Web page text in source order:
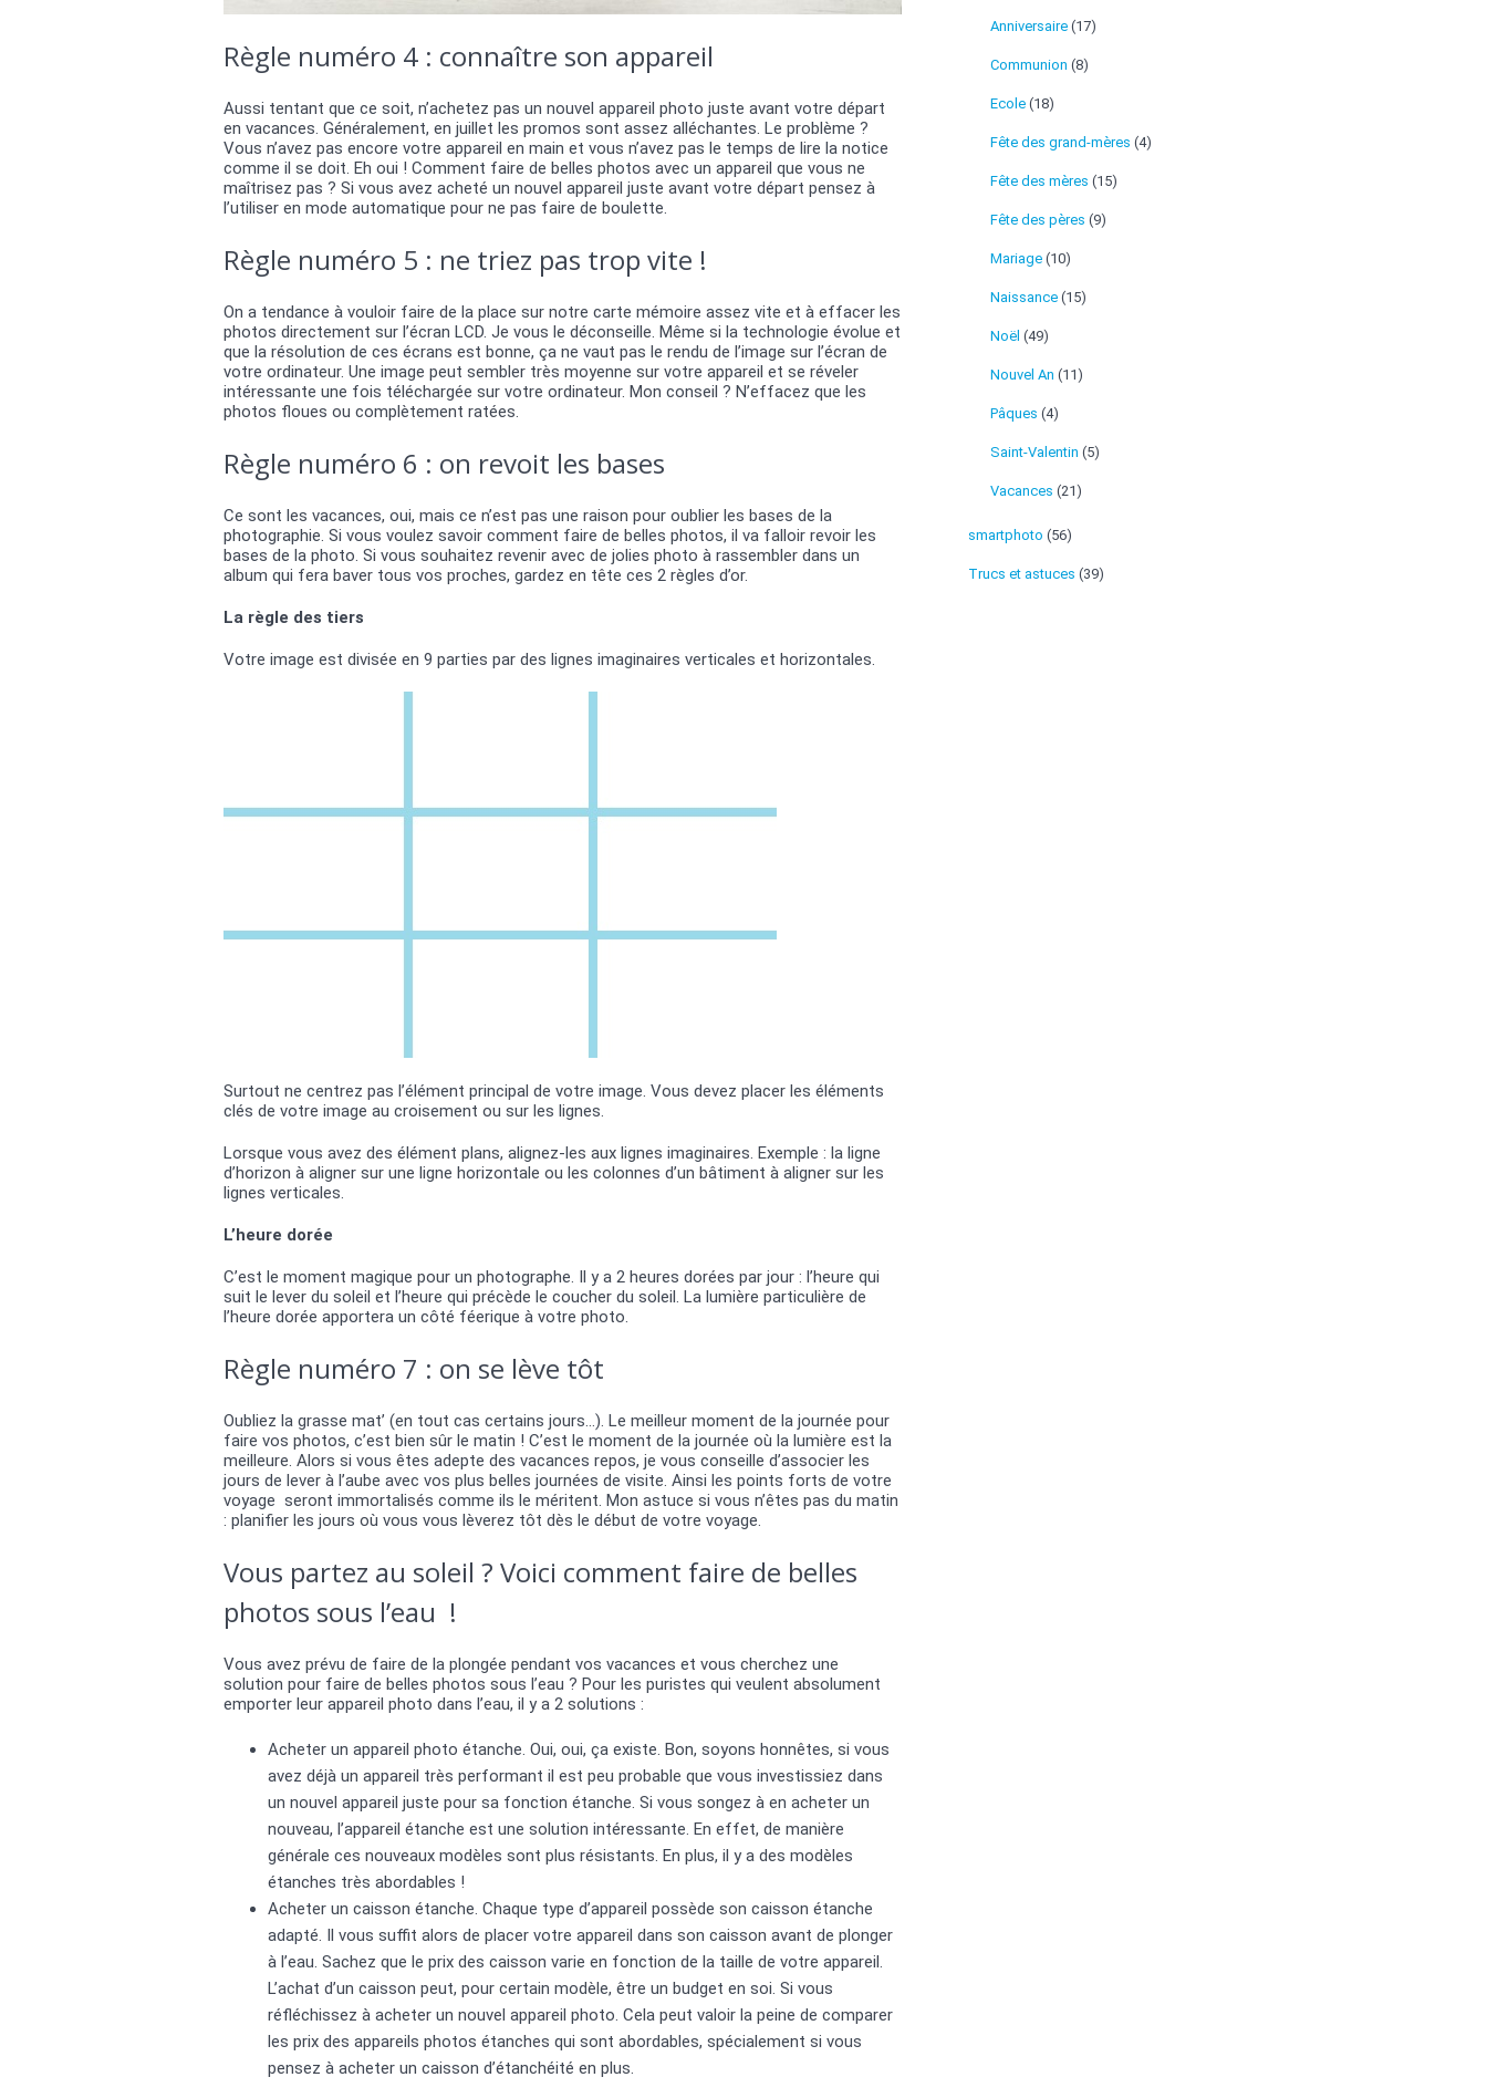
Règle numéro 4 : connaître son appareil
Aussi tentant que ce soit, n’achetez pas un nouvel appareil photo juste avant votre départ
en vacances. Généralement, en juillet les promos sont assez alléchantes. Le problème ?
Vous n’avez pas encore votre appareil en main et vous n’avez pas le temps de lire la notice
comme il se doit. Eh oui ! Comment faire de belles photos avec un appareil que vous ne
maîtrisez pas ? Si vous avez acheté un nouvel appareil juste avant votre départ pensez à
l’utiliser en mode automatique pour ne pas faire de boulette.
Règle numéro 5 : ne triez pas trop vite !
On a tendance à vouloir faire de la place sur notre carte mémoire assez vite et à effacer les
photos directement sur l’écran LCD. Je vous le déconseille. Même si la technologie évolue et
que la résolution de ces écrans est bonne, ça ne vaut pas le rendu de l’image sur l’écran de
votre ordinateur. Une image peut sembler très moyenne sur votre appareil et se réveler
intéressante une fois téléchargée sur votre ordinateur. Mon conseil ? N’effacez que les
photos floues ou complètement ratées.
Règle numéro 6 : on revoit les bases
Ce sont les vacances, oui, mais ce n’est pas une raison pour oublier les bases de la
photographie. Si vous voulez savoir comment faire de belles photos, il va falloir revoir les
bases de la photo. Si vous souhaitez revenir avec de jolies photo à rassembler dans un
album qui fera baver tous vos proches, gardez en tête ces 2 règles d’or.
La règle des tiers
Votre image est divisée en 9 parties par des lignes imaginaires verticales et horizontales.
Surtout ne centrez pas l’élément principal de votre image. Vous devez placer les éléments
clés de votre image au croisement ou sur les lignes.
Lorsque vous avez des élément plans, alignez-les aux lignes imaginaires. Exemple : la ligne
d’horizon à aligner sur une ligne horizontale ou les colonnes d’un bâtiment à aligner sur les
lignes verticales.
L’heure dorée
C’est le moment magique pour un photographe. Il y a 2 heures dorées par jour : l’heure qui
suit le lever du soleil et l’heure qui précède le coucher du soleil. La lumière particulière de
l’heure dorée apportera un côté féerique à votre photo.
Règle numéro 7 : on se lève tôt
Oubliez la grasse mat’ (en tout cas certains jours…). Le meilleur moment de la journée pour
faire vos photos, c’est bien sûr le matin ! C’est le moment de la journée où la lumière est la
meilleure. Alors si vous êtes adepte des vacances repos, je vous conseille d’associer les
jours de lever à l’aube avec vos plus belles journées de visite. Ainsi les points forts de votre
voyage seront immortalisés comme ils le méritent. Mon astuce si vous n’êtes pas du matin
: planifier les jours où vous vous lèverez tôt dès le début de votre voyage.
Vous partez au soleil ? Voici comment faire de belles
photos sous l’eau !
Vous avez prévu de faire de la plongée pendant vos vacances et vous cherchez une
solution pour faire de belles photos sous l’eau ? Pour les puristes qui veulent absolument
emporter leur appareil photo dans l’eau, il y a 2 solutions :
Acheter un appareil photo étanche. Oui, oui, ça existe. Bon, soyons honnêtes, si vous
avez déjà un appareil très performant il est peu probable que vous investissiez dans
un nouvel appareil juste pour sa fonction étanche. Si vous songez à en acheter un
nouveau, l’appareil étanche est une solution intéressante. En effet, de manière
générale ces nouveaux modèles sont plus résistants. En plus, il y a des modèles
étanches très abordables !
Acheter un caisson étanche. Chaque type d’appareil possède son caisson étanche
adapté. Il vous suffit alors de placer votre appareil dans son caisson avant de plonger
à l’eau. Sachez que le prix des caisson varie en fonction de la taille de votre appareil.
L’achat d’un caisson peut, pour certain modèle, être un budget en soi. Si vous
réfléchissez à acheter un nouvel appareil photo. Cela peut valoir la peine de comparer
les prix des appareils photos étanches qui sont abordables, spécialement si vous
pensez à acheter un caisson d’étanchéité en plus.
Anniversaire (17)
Communion (8)
Ecole (18)
Fête des grand-mères (4)
Fête des mères (15)
Fête des pères (9)
Mariage (10)
Naissance (15)
Noël (49)
Nouvel An (11)
Pâques (4)
Saint-Valentin (5)
Vacances (21)
smartphoto (56)
Trucs et astuces (39)